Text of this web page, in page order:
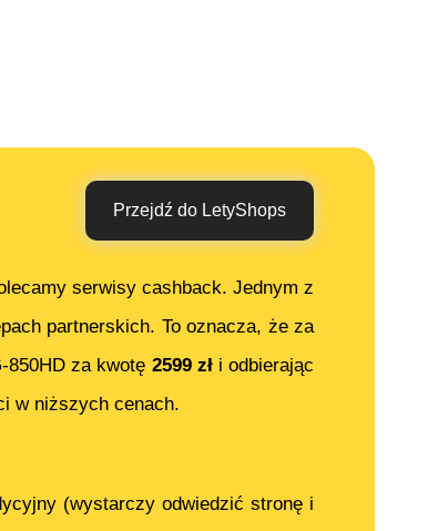
Przejdź do LetyShops
serwisy cashback. Jednym z
partnerskich. To oznacza, że za
850HD za kwotę 2599złi odbierając
w niższych cenach.
(wystarczy odwiedzić stronę i